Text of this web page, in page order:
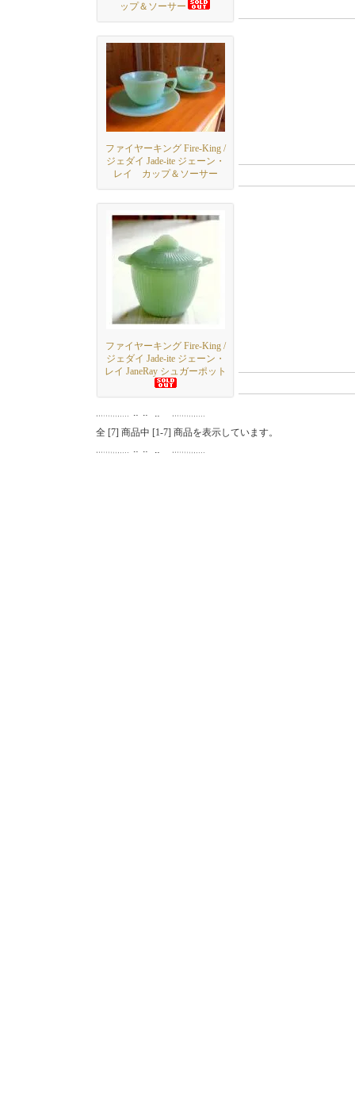
ップ＆ソーサー
ファイヤーキング Fire‐King /
ジェダイ Jade-ite ジェーン・
レイ カップ＆ソーサー
ファイヤーキング Fire‐King /
ジェダイ Jade-ite ジェーン・
レイ JaneRay シュガーポット
全 [7] 商品中 [1-7] 商品を表示しています。